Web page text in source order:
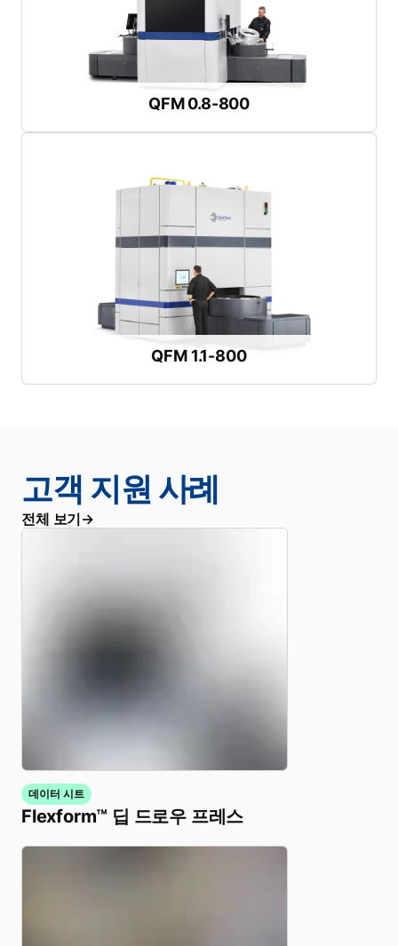
QFM 0.8-800
QFM 0.8-800
복잡하고 깊은 부품을 위한 다용도 프레스
최대 블랭크 직경:775mm/30.5인치
최대 드로우 깊이: 250mm/9.8인치
QFM 1.1-800
QFM 1.1-800
더 크고 깊은 부품에 적합
최대 블랭크 직경:1,095mm / 43.1인치
254mm / 10.0인치
최대 펀치 직경:900mm / 35.4인치
영상 시청하기
고객 지원 사례
전체 보기
데이터 시트
Flexform™ 딥 드로우 프레스